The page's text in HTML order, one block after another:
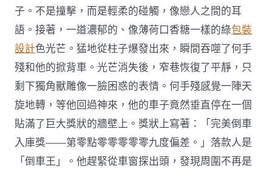
子。不是撞擊，而是輕柔的碰觸，像戀人之間的耳
語。接著，一道濃郁的、像薄荷口香糖一樣的綠包裝
設計色光芒。猛地從柱子爆發出來，瞬間吞噬了何手
殘和他的掀背車。光芒消失後，窄巷恢復了平靜，只
剩下獨角獸雕像一臉困惑的表情。何手殘感覺一陣天
旋地轉，等他回過神來，他的車子竟然垂直停在一個
貼滿了巨大獎狀的牆壁上。獎狀上寫著：「完美倒車
入庫獎——第零點零零零零零九度偏差。」落款人是
「倒車王」。他趕緊從車窗探出頭，發現周圍不再是